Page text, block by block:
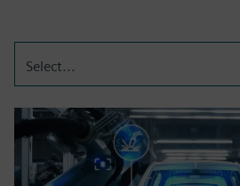
Select...